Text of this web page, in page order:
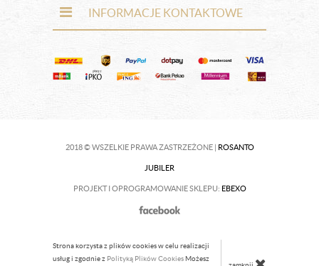
INFORMACJE KONTAKTOWE
2018 © WSZELKIE PRAWA ZASTRZEŻONE | ROSANTO
JUBILER
PROJEKT I OPROGRAMOWANIE SKLEPU: EBEXO
Strona korzysta z plików cookies w celu realizacji
usług i zgodnie z Polityką Plików Cookies Możesz